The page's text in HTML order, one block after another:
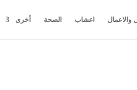
والاعمال اعشاب الصحة أخرى